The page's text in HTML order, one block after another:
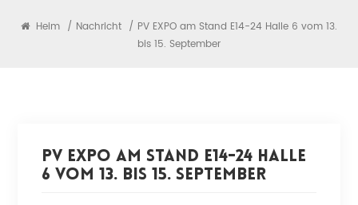
Heim / Nachricht / PV EXPO am Stand E14-24 Halle 6 vom 13.
bis 15. September
PV EXPO Am Stand E14-24 Halle
6 Vom 13. Bis 15. September